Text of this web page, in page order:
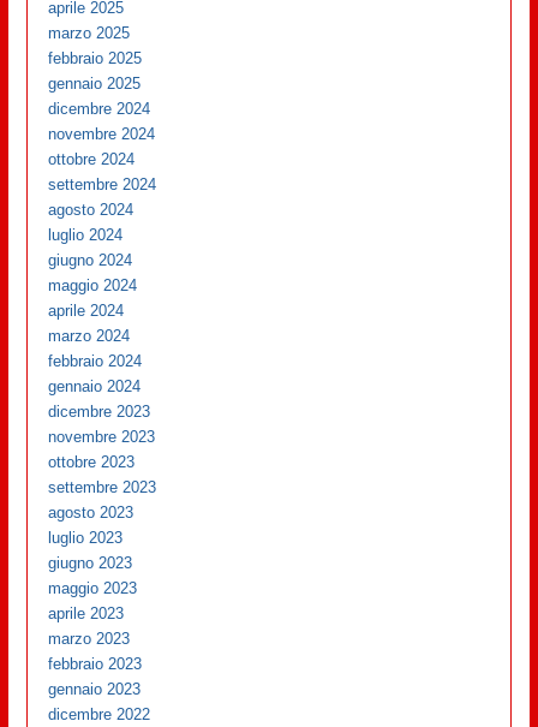
aprile 2025
marzo 2025
febbraio 2025
gennaio 2025
dicembre 2024
novembre 2024
ottobre 2024
settembre 2024
agosto 2024
luglio 2024
giugno 2024
maggio 2024
aprile 2024
marzo 2024
febbraio 2024
gennaio 2024
dicembre 2023
novembre 2023
ottobre 2023
settembre 2023
agosto 2023
luglio 2023
giugno 2023
maggio 2023
aprile 2023
marzo 2023
febbraio 2023
gennaio 2023
dicembre 2022